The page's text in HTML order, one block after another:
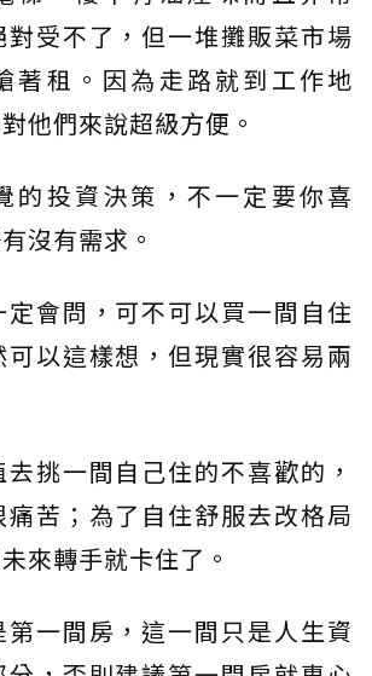
受不了，但一堆攤販菜市場
著租。因為走路就到工作地
他們來說超級方便。
的投資決策，不一定要你喜
沒有需求。
會問，可不可以買一間自住
以這樣想，但現實很容易兩
挑一間自己住的不喜歡的，
苦；為了自住舒服去改格局
來轉手就卡住了。
一間房，這一間只是人生資